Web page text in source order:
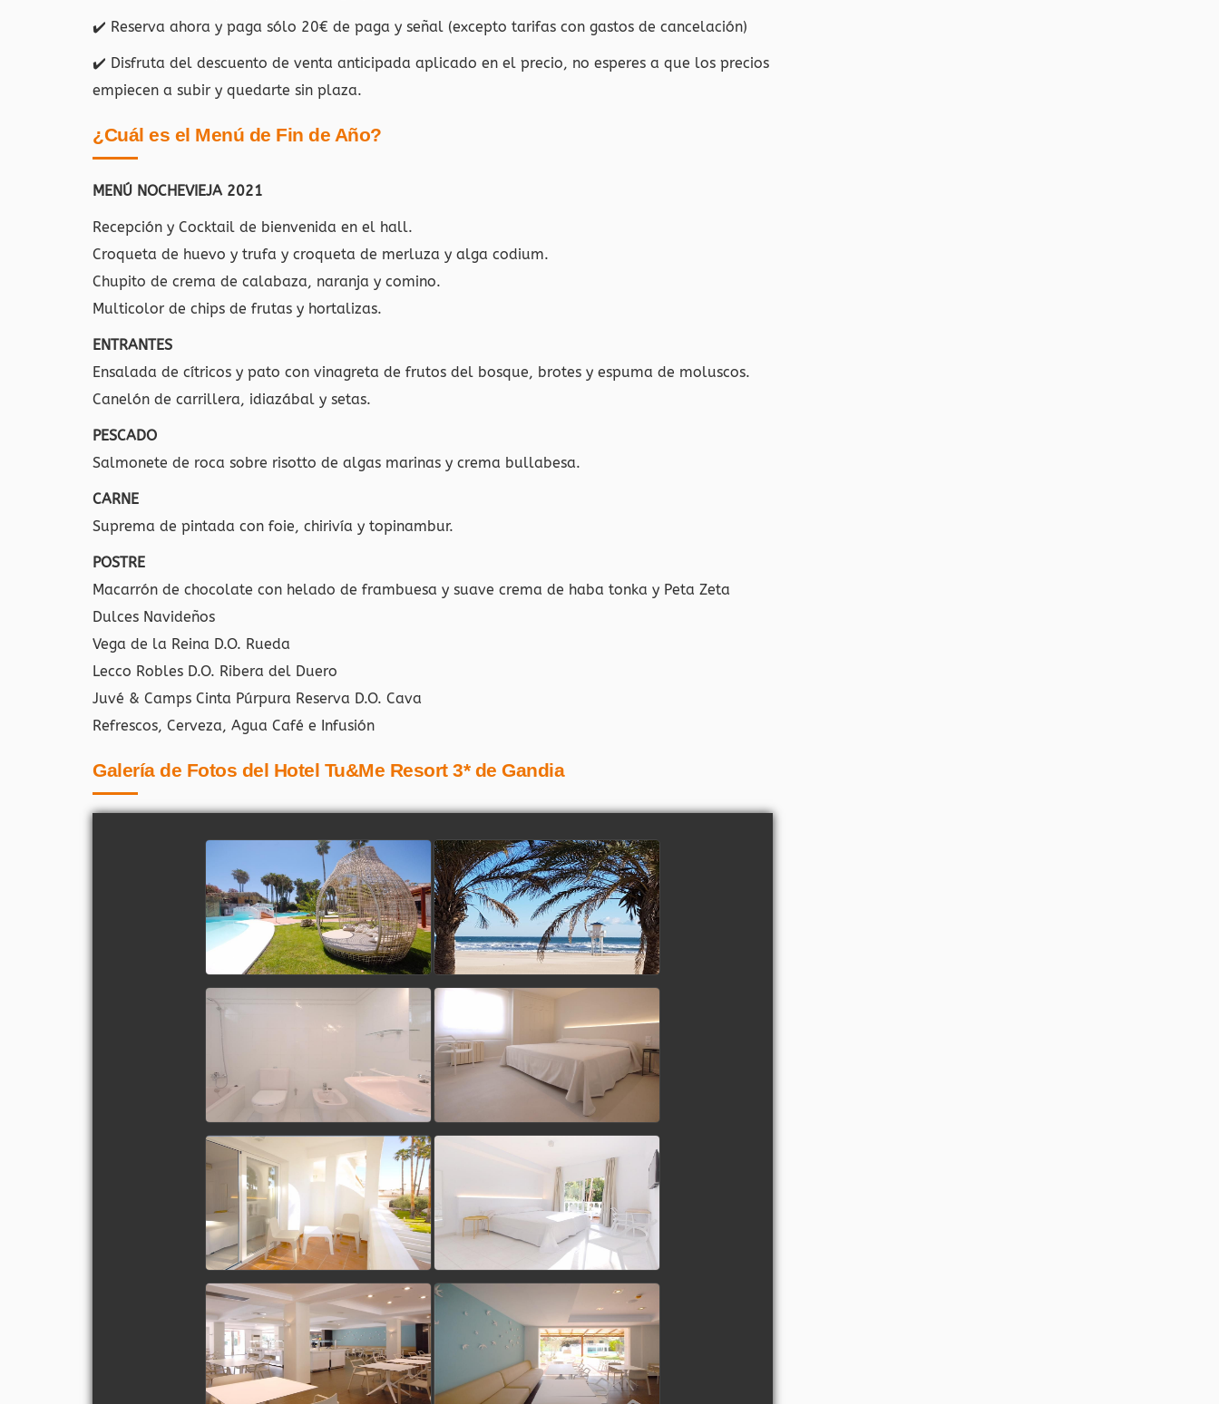
✔️ Reserva ahora y paga sólo 20€ de paga y señal (excepto tarifas con gastos de cancelación)
✔️ Disfruta del descuento de venta anticipada aplicado en el precio, no esperes a que los precios
empiecen a subir y quedarte sin plaza.
¿Cuál es el Menú de Fin de Año?
MENÚ NOCHEVIEJA 2021
Recepción y Cocktail de bienvenida en el hall.
Croqueta de huevo y trufa y croqueta de merluza y alga codium.
Chupito de crema de calabaza, naranja y comino.
Multicolor de chips de frutas y hortalizas.
ENTRANTES
Ensalada de cítricos y pato con vinagreta de frutos del bosque, brotes y espuma de moluscos.
Canelón de carrillera, idiazábal y setas.
PESCADO
Salmonete de roca sobre risotto de algas marinas y crema bullabesa.
CARNE
Suprema de pintada con foie, chirivía y topinambur.
POSTRE
Macarrón de chocolate con helado de frambuesa y suave crema de haba tonka y Peta Zeta
Dulces Navideños
Vega de la Reina D.O. Rueda
Lecco Robles D.O. Ribera del Duero
Juvé & Camps Cinta Púrpura Reserva D.O. Cava
Refrescos, Cerveza, Agua Café e Infusión
Galería de Fotos del Hotel Tu&Me Resort 3* de Gandia